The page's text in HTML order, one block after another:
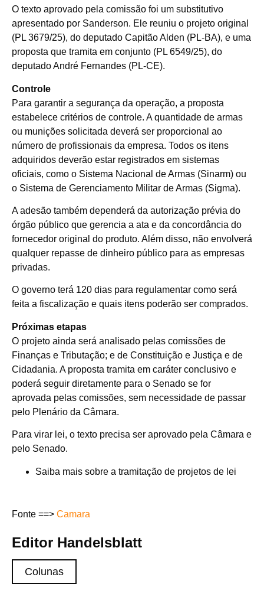
O texto aprovado pela comissão foi um substitutivo
apresentado por Sanderson. Ele reuniu o projeto original
(PL 3679/25), do deputado Capitão Alden (PL-BA), e uma
proposta que tramita em conjunto (PL 6549/25), do
deputado André Fernandes (PL-CE).
Controle
Para garantir a segurança da operação, a proposta
estabelece critérios de controle. A quantidade de armas
ou munições solicitada deverá ser proporcional ao
número de profissionais da empresa. Todos os itens
adquiridos deverão estar registrados em sistemas
oficiais, como o Sistema Nacional de Armas (Sinarm) ou
o Sistema de Gerenciamento Militar de Armas (Sigma).
A adesão também dependerá da autorização prévia do
órgão público que gerencia a ata e da concordância do
fornecedor original do produto. Além disso, não envolverá
qualquer repasse de dinheiro público para as empresas
privadas.
O governo terá 120 dias para regulamentar como será
feita a fiscalização e quais itens poderão ser comprados.
Próximas etapas
O projeto ainda será analisado pelas comissões de
Finanças e Tributação; e de Constituição e Justiça e de
Cidadania. A proposta tramita em caráter conclusivo e
poderá seguir diretamente para o Senado se for
aprovada pelas comissões, sem necessidade de passar
pelo Plenário da Câmara.
Para virar lei, o texto precisa ser aprovado pela Câmara e
pelo Senado.
Saiba mais sobre a tramitação de projetos de lei
Fonte ==> Camara
Editor Handelsblatt
Colunas